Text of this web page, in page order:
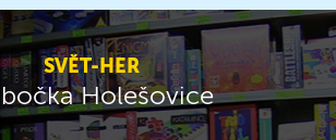
SVĚT-HER
Holešovice